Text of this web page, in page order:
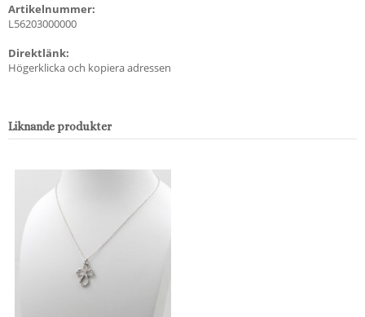
Artikelnummer:
L56203000000
Direktlänk:
Högerklicka och kopiera adressen
Liknande produkter